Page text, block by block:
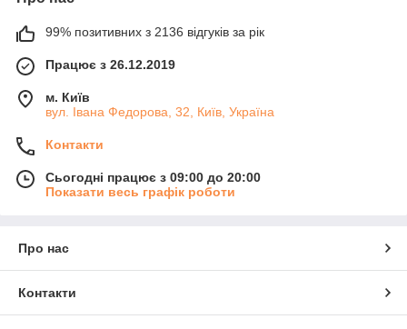
99% позитивних з 2136 відгуків за рік
Працює з 26.12.2019
м. Київ
вул. Івана Федорова, 32, Київ, Україна
Контакти
Сьогодні працює з 09:00 до 20:00
Показати весь графік роботи
Про нас
Контакти